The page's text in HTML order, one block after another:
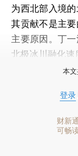
为西北部入境
其贡献不是主
主要原因。丁
北极冰川融化速
本
登录
财新
可畅